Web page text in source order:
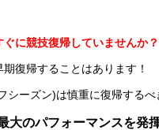
ぐに競技復帰していませんか？
復帰することはあります！
シーズン)は慎重に復帰するべ
大のパフォーマンスを発